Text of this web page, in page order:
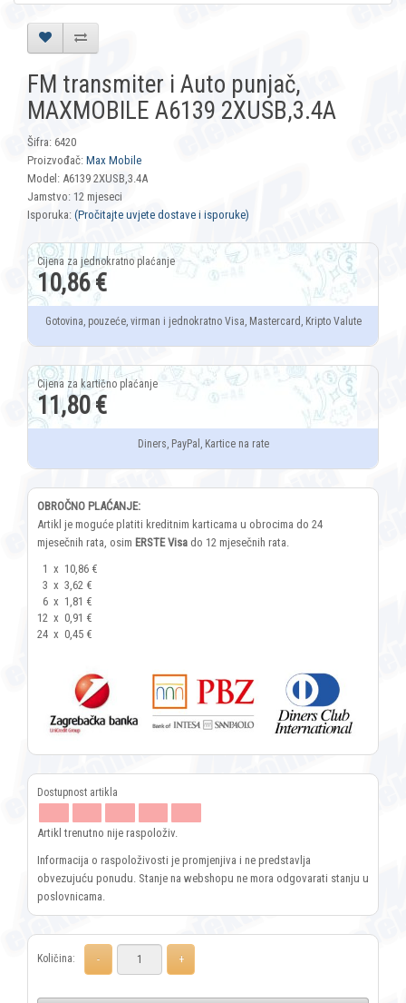
FM transmiter i Auto punjač,
MAXMOBILE A6139 2XUSB,3.4A
Šifra: 6420
Proizvođač: Max Mobile
Model: A6139 2XUSB,3.4A
Jamstvo: 12 mjeseci
Isporuka: (Pročitajte uvjete dostave i isporuke)
10,86 €
Gotovina, pouzeće, virman i jednokratno Visa, Mastercard, Kripto Valute
11,80 €
Diners, PayPal, Kartice na rate
OBROČNO PLAĆANJE:
Artikl je moguće platiti kreditnim karticama u obrocima do 24
mjesečnih rata, osim ERSTE Visa do 12 mjesečnih rata.
1 x 10,86 €
3 x 3,62 €
6 x 1,81 €
12 x 0,91 €
24 x 0,45 €
Artikl trenutno nije raspoloživ.
Informacija o raspoloživosti je promjenjiva i ne predstavlja
obvezujuću ponudu. Stanje na webshopu ne mora odgovarati stanju u
poslovnicama.
Količina: